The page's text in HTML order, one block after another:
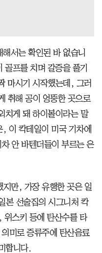
서는 확인된 바 없습니
프를 치며 갈증을 풀기
마시기 시작했는데, 그러
취해 공이 엉뚱한 곳으로
치게 돼 하이볼이라는 말
이 칵테일이 미국 기차에
안 바텐더들이 부르는 은
지만, 가장 유행한 곳은 일
본 선술집의 시그니처 칵
스키 등에 탄산수를 타
미로 증류주에 탄산음료
합니다.